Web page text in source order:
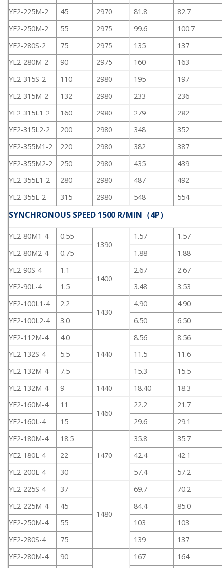
YE2-225M-2 45 2970 81.8
82.7
YE2-250M-2
55 2975 99.6
100.7
YE2-280S-2
75 2975 135
137
YE2-280M-2
90 2975 160
163
YE2-315S-2
110 2980 195
197
YE2-315M-2
132 2980 233
236
YE2-315L1-2
160 2980 279
282
YE2-315L2-2
200 2980 348
352
YE2-355M1-2
220 2980 382
387
YE2-355M2-2
250 2980 435
439
YE2-355L1-2
280 2980 487
492
YE2-355L-2
315 2980 548 554
SYNCHRONOUS SPEED 1500 R/MIN（4P）
YE2-80M1-4
0.55
1390
1.57
1.57
YE2-80M2-4
0.75 1.88
1.88
YE2-90S-4
1.1
1400
2.67
2.67
YE2-90L-4
1.5 3.48
3.53
YE2-100L1-4
2.2
1430
4.90
4.90
YE2-100L2-4
3.0 6.50
6.50
YE2-112M-4
4.0
1440
8.56
8.56
YE2-132S-4
5.5 11.5
11.6
YE2-132M-4
7.5 15.3
15.5
YE2-132M-4
9 1440 18.40
18.3
YE2-160M-4
11
1460
22.2
21.7
YE2-160L-4
15 29.6
29.1
YE2-180M-4
18.5
1470
35.8
35.7
YE2-180L-4
22 42.4
42.1
YE2-200L-4
30 57.4
57.2
YE2-225S-4
37
1480
69.7
70.2
YE2-225M-4
45 84.4
85.0
YE2-250M-4
55 103
103
YE2-280S-4
75 139
137
YE2-280M-4
90 167
164